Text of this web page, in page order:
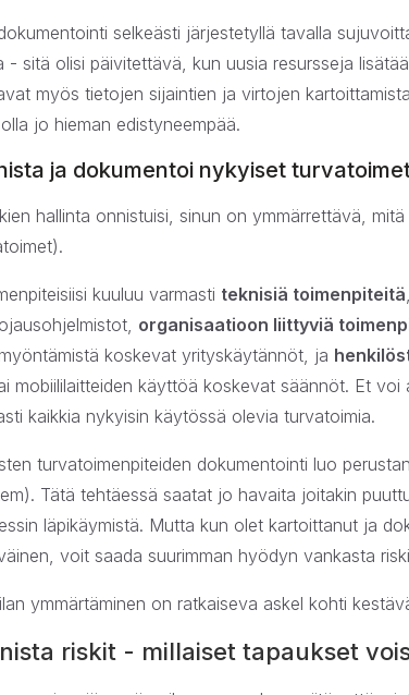
selkeästi järjestetyllä tavalla
- sitä olisi päivitettävä, kun uusia resursseja
myös tietojen sijaintien ja virtojen
jo hieman edistyneempää.
ja dokumentoi nykyiset
hallinta onnistuisi, sinun on ymmärrettävä,
kuuluu varmasti teknisiä toimenpiteitä
organisaatioon liittyviä
koskevat yrityskäytännöt, ja
mobiililaitteiden käyttöä koskevat säännöt. Et
kaikkia nykyisin käytössä olevia turvatoimia.
turvatoimenpiteiden dokumentointi luo
Tätä tehtäessä saatat jo havaita joitakin
läpikäymistä. Mutta kun olet kartoittanut ja
voit saada suurimman hyödyn vankasta
ymmärtäminen on ratkaiseva askel kohti
riskit - millaiset tapaukset